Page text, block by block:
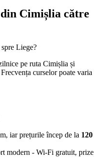
Cimișlia către
Liege?
pe ruta Cimișlia și
curselor poate varia
iar prețurile încep de la 120
modern - Wi-Fi gratuit, prize